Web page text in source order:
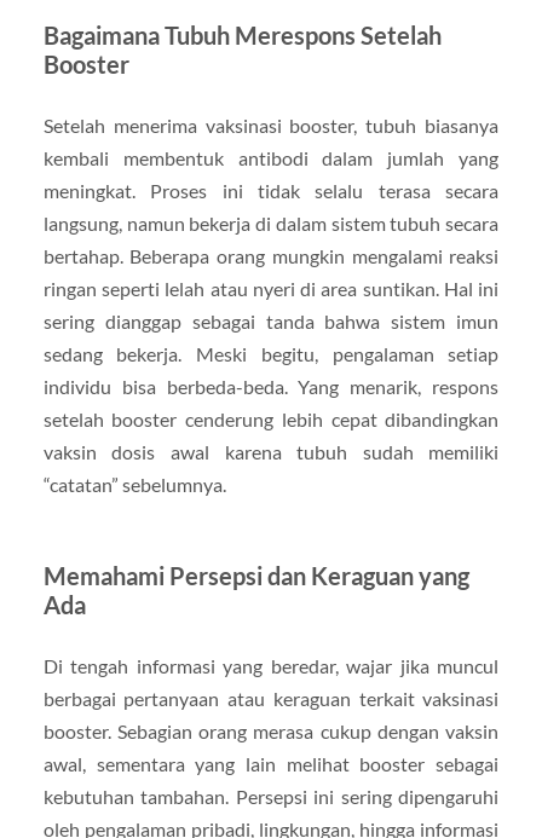
Bagaimana Tubuh Merespons Setelah
Booster
Setelah menerima vaksinasi booster, tubuh biasanya
kembali membentuk antibodi dalam jumlah yang
meningkat. Proses ini tidak selalu terasa secara
langsung, namun bekerja di dalam sistem tubuh secara
bertahap. Beberapa orang mungkin mengalami reaksi
ringan seperti lelah atau nyeri di area suntikan. Hal ini
sering dianggap sebagai tanda bahwa sistem imun
sedang bekerja. Meski begitu, pengalaman setiap
individu bisa berbeda-beda. Yang menarik, respons
setelah booster cenderung lebih cepat dibandingkan
vaksin dosis awal karena tubuh sudah memiliki
“catatan” sebelumnya.
Memahami Persepsi dan Keraguan yang
Ada
Di tengah informasi yang beredar, wajar jika muncul
berbagai pertanyaan atau keraguan terkait vaksinasi
booster. Sebagian orang merasa cukup dengan vaksin
awal, sementara yang lain melihat booster sebagai
kebutuhan tambahan. Persepsi ini sering dipengaruhi
oleh pengalaman pribadi, lingkungan, hingga informasi